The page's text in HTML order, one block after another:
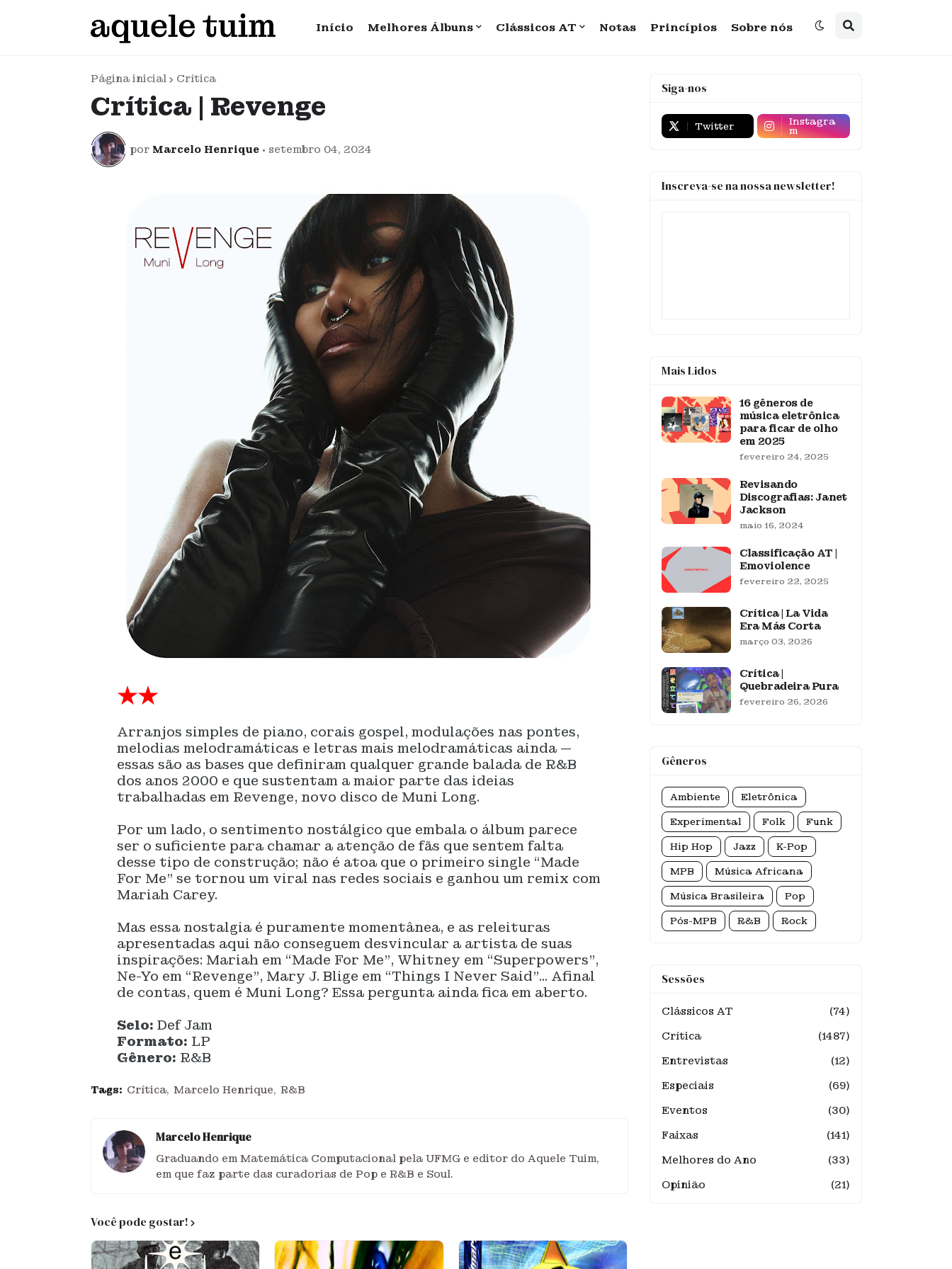
Início Melhores Álbuns Clássicos AT Notas Princípios Sobre nós
Página inicial Crítica
Crítica | Revenge
por Marcelo Henrique • setembro 04, 2024
★★
Arranjos simples de piano, corais gospel, modulações nas pontes,
melodias melodramáticas e letras mais melodramáticas ainda —
essas são as bases que definiram qualquer grande balada de R&B
dos anos 2000 e que sustentam a maior parte das ideias
trabalhadas em Revenge, novo disco de Muni Long.
Por um lado, o sentimento nostálgico que embala o álbum parece
ser o suficiente para chamar a atenção de fãs que sentem falta
desse tipo de construção; não é atoa que o primeiro single “Made
For Me” se tornou um viral nas redes sociais e ganhou um remix com
Mariah Carey.
Mas essa nostalgia é puramente momentânea, e as releituras
apresentadas aqui não conseguem desvincular a artista de suas
inspirações: Mariah em “Made For Me”, Whitney em “Superpowers”,
Ne-Yo em “Revenge”, Mary J. Blige em “Things I Never Said”... Afinal
de contas, quem é Muni Long? Essa pergunta ainda fica em aberto.
Selo: Def Jam
Formato: LP
Gênero: R&B
Tags: Crítica Marcelo Henrique R&B
Marcelo Henrique
Graduando em Matemática Computacional pela UFMG e editor do Aquele Tuim,
em que faz parte das curadorias de Pop e R&B e Soul.
Você pode gostar!
Siga-nos
Twitter Instagra
m
Inscreva-se na nossa newsletter!
Mais Lidos
16 gêneros de
música eletrônica
para ficar de olho
em 2025
fevereiro 24, 2025
Revisando
Discografias: Janet
Jackson
maio 16, 2024
Classificação AT |
Emoviolence
fevereiro 22, 2025
Crítica | La Vida
Era Más Corta
março 03, 2026
Crítica |
Quebradeira Pura
fevereiro 26, 2026
Gêneros
Ambiente Eletrônica
Experimental Folk Funk
Hip Hop Jazz K-Pop
MPB Música Africana
Música Brasileira Pop
Pós-MPB R&B Rock
Sessões
Clássicos AT
(74)
Crítica
(1487)
Entrevistas
(12)
Especiais
(69)
Eventos
(30)
Faixas
(141)
Melhores do Ano
(33)
Opinião
(21)